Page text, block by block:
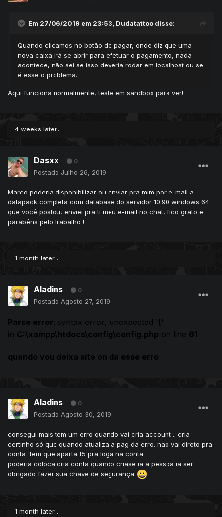
Em 27/06/2019 em 23:53, Dudatattoo disse:
Quando clicamos no botão de pagar, onde diz que uma
nova caixa irá se abrir para efetuar o pagamento, nada
acontece, não sei se isso deveria rodar em localhost ou se
é esse o problema.
Aqui funciona normalmente, teste em sandbox para ver!
4 weeks later...
Dasxx 0
Postado Julho 26, 2019
Marco poderia disponibilizar ou enviar pra mim por e-mail a
datapack completa com database do servidor 10.90 windows 64
que você postou, enviei pra ti meu e-mail no chat, fico grato e
parabéns pelo trabalho !
1 month later...
Aladins 0
Postado Agosto 27, 2019
Parse error: syntax error, unexpected '['
in C:\xampp\htdocs\config\config.php on line 61
quando vou deixa site on da esse erro
Aladins 0
Postado Agosto 30, 2019
consegui mais tem um erro quando vai cria account .. cria
certinho só que quando atualiza a pag da erro. nao vai direto pra
conta tem que aparta f5 pra loga na conta.
poderia coloca cria conta quando criase ia a pessoa ia ser
obrigado fazer sua chave de segurança
1 month later...